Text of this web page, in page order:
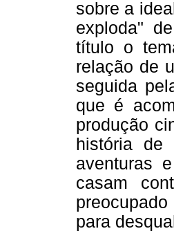
sobre a
exploda"
título o
relação de
seguida
que é
produção
história de
aventuras
casam
para